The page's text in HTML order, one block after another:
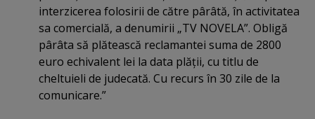
interzicerea folosirii de către pârâtă, în activitatea
sa comercială, a denumirii „TV NOVELA”. Obligă
pârâta să plătească reclamantei suma de 2800
euro echivalent lei la data plăţii, cu titlu de
cheltuieli de judecată. Cu recurs în 30 zile de la
comunicare.”